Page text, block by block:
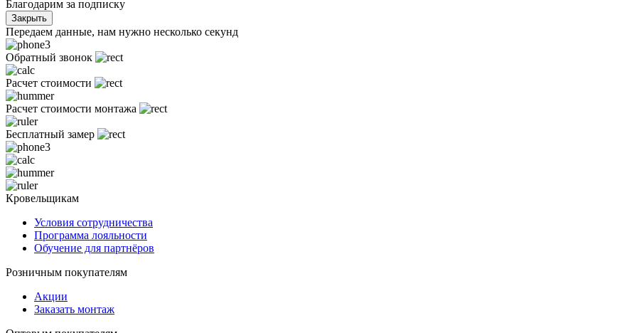
Благодарим за подписку
Закрыть
Передаем данные, нам нужно несколько секунд
Обратный звонок
Расчет стоимости
Расчет стоимости монтажа
Бесплатный замер
Кровельщикам
Условия сотрудничества
Программа лояльности
Обучение для партнёров
Розничным покупателям
Акции
Заказать монтаж